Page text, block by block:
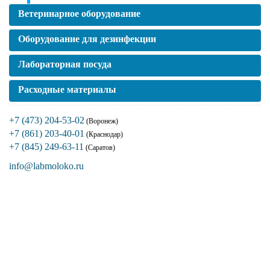
Ветеринарное оборудование
Оборудование для дезинфекции
Лабораторная посуда
Расходные материалы
+7 (473) 204-53-02 (Воронеж)
+7 (861) 203-40-01 (Краснодар)
+7 (845) 249-63-11 (Саратов)
info@labmoloko.ru